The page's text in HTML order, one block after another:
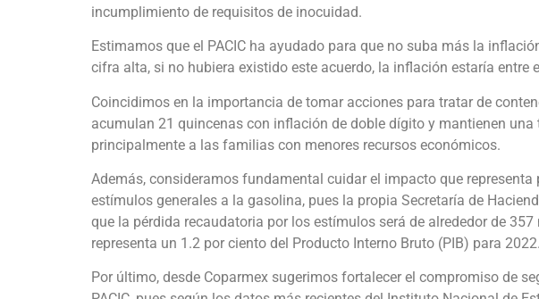
incumplimiento de requisitos de inocuidad.
Estimamos que el PACIC ha ayudado para que no suba más la
cifra alta, si no hubiera existido este acuerdo, la inflación estaría entre
Coincidimos en la importancia de tomar acciones para tratar de
acumulan 21 quincenas con inflación de doble dígito y mantienen
principalmente a las familias con menores recursos económicos.
Además, consideramos fundamental cuidar el impacto que
estímulos generales a la gasolina, pues la propia Secretaría de
que la pérdida recaudatoria por los estímulos será de alrededor de
representa un 1.2 por ciento del Producto Interno Bruto (PIB) para 2022.
Por último, desde Coparmex sugerimos fortalecer el compromiso de